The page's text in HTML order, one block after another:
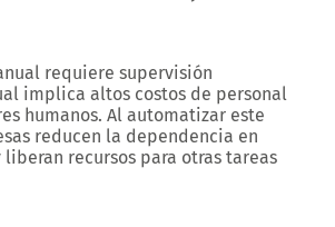
requiere supervisión
implica altos costos de personal
humanos. Al automatizar este
reducen la dependencia en
liberan recursos para otras tareas